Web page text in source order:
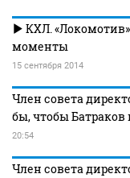
КХЛ.
моменты
15 сентября 2014
Член совета
бы, чтобы Батраков
20:54
Член совета